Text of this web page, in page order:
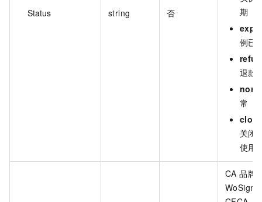
Status string 否
期
例已
退款
常
关闭
使用
CA 品牌
WoSign